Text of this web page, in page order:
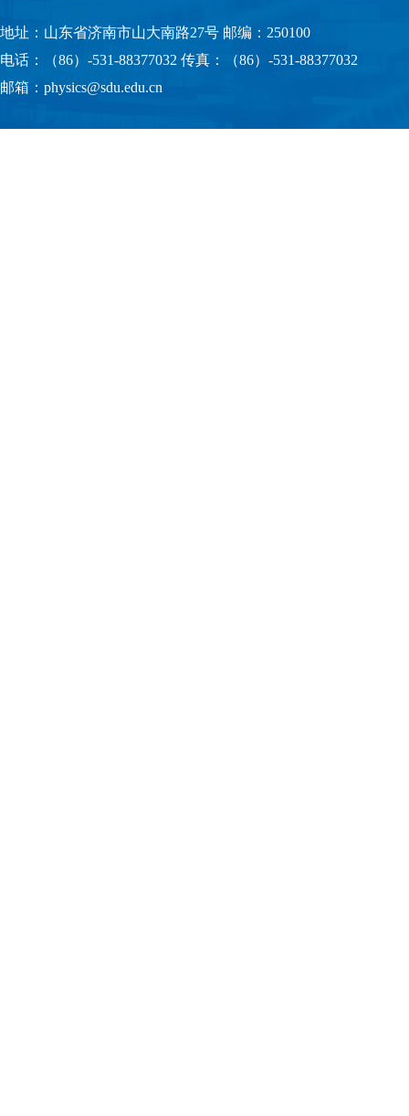
地址：山东省济南市山大南路27号 邮编：250100
电话：（86）-531-88377032 传真：（86）-531-88377032
邮箱：physics@sdu.edu.cn